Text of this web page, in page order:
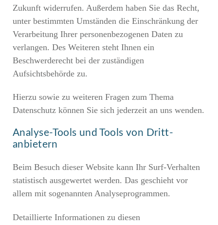
Zukunft widerrufen. Außerdem haben Sie das Recht,
unter bestimmten Umständen die Einschränkung der
Verarbeitung Ihrer personenbezogenen Daten zu
verlangen. Des Weiteren steht Ihnen ein
Beschwerderecht bei der zuständigen
Aufsichtsbehörde zu.
Hierzu sowie zu weiteren Fragen zum Thema
Datenschutz können Sie sich jederzeit an uns wenden.
Analyse-Tools und Tools von Dritt­
anbietern
Beim Besuch dieser Website kann Ihr Surf-Verhalten
statistisch ausgewertet werden. Das geschieht vor
allem mit sogenannten Analyseprogrammen.
Detaillierte Informationen zu diesen